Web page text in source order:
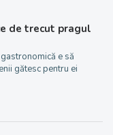
de trecut pragul
e să
gătesc pentru ei